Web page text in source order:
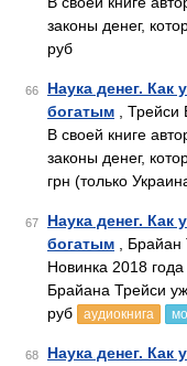
законы денег,
руб
66
Наука денег. Как
богатым , Трейси
В своей книге
законы денег,
грн (только
67
Наука денег. Как
богатым , Брайан
Новинка 2018
Брайана Трейси
руб
аудиокнига
68
Наука денег. Как